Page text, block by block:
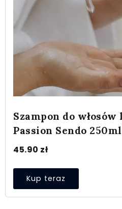
Szampon do
Passion Sendo 250ml
45.90 zł
Kup teraz